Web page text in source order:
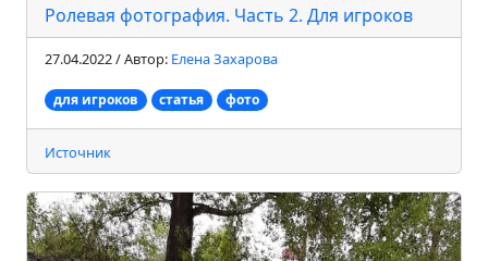
Ролевая фотография. Часть 2. Для игроков
27.04.2022 / Автор: Елена Захарова
для игроков статья фото
Источник